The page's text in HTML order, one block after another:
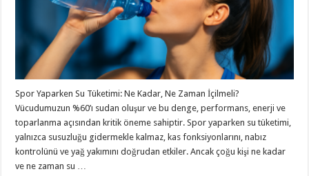
Spor Yaparken Su Tüketimi: Ne Kadar, Ne Zaman İçilmeli?
Vücudumuzun %60’ı sudan oluşur ve bu denge, performans, enerji ve
toparlanma açısından kritik öneme sahiptir. Spor yaparken su tüketimi,
yalnızca susuzluğu gidermekle kalmaz, kas fonksiyonlarını, nabız
kontrolünü ve yağ yakımını doğrudan etkiler. Ancak çoğu kişi ne kadar
ve ne zaman su …